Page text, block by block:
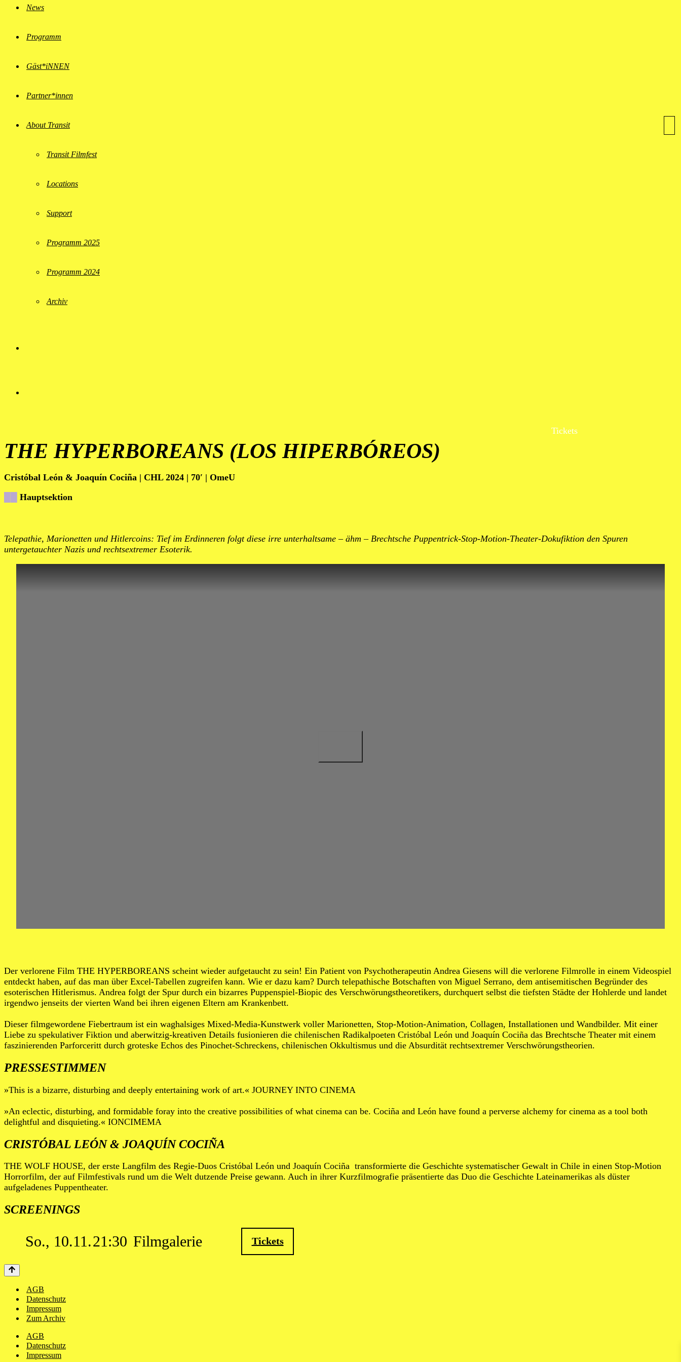
News
Programm
Gäst*iNNEN
Partner*innen
About Transit
Transit Filmfest
Locations
Support
Programm 2025
Programm 2024
Archiv
THE HYPERBOREANS (LOS HIPERBÓREOS)
Cristóbal León & Joaquín Cociña | CHL 2024 | 70′ | OmeU
Hauptsektion
Tickets
Telepathie, Marionetten und Hitlercoins: Tief im Erdinneren folgt diese irre unterhaltsame – ähm – Brechtsche Puppentrick-Stop-Motion-Theater-Dokufiktion den Spuren
untergetauchter Nazis und rechtsextremer Esoterik.
Der verlorene Film THE HYPERBOREANS scheint wieder aufgetaucht zu sein! Ein Patient von Psychotherapeutin Andrea Giesens will die verlorene Filmrolle in einem Videospiel
entdeckt haben, auf das man über Excel-Tabellen zugreifen kann. Wie er dazu kam? Durch telepathische Botschaften von Miguel Serrano, dem antisemitischen Begründer des
esoterischen Hitlerismus. Andrea folgt der Spur durch ein bizarres Puppenspiel-Biopic des Verschwörungstheoretikers, durchquert selbst die tiefsten Städte der Hohlerde und landet
irgendwo jenseits der vierten Wand bei ihren eigenen Eltern am Krankenbett.
Dieser filmgewordene Fiebertraum ist ein waghalsiges Mixed-Media-Kunstwerk voller Marionetten, Stop-Motion-Animation, Collagen, Installationen und Wandbilder. Mit einer
Liebe zu spekulativer Fiktion und aberwitzig-kreativen Details fusionieren die chilenischen Radikalpoeten Cristóbal León und Joaquín Cociña das Brechtsche Theater mit einem
faszinierenden Parforceritt durch groteske Echos des Pinochet-Schreckens, chilenischen Okkultismus und die Absurdität rechtsextremer Verschwörungstheorien.
PRESSESTIMMEN
»This is a bizarre, disturbing and deeply entertaining work of art.« JOURNEY INTO CINEMA
»An eclectic, disturbing, and formidable foray into the creative possibilities of what cinema can be. Cociña and León have found a perverse alchemy for cinema as a tool both
delightful and disquieting.« IONCIMEMA
CRISTÓBAL LEÓN & JOAQUÍN COCIÑA
THE WOLF HOUSE, der erste Langfilm des Regie-Duos Cristóbal León und Joaquín Cociña transformierte die Geschichte systematischer Gewalt in Chile in einen Stop-Motion
Horrorfilm, der auf Filmfestivals rund um die Welt dutzende Preise gewann. Auch in ihrer Kurzfilmografie präsentierte das Duo die Geschichte Lateinamerikas als düster
aufgeladenes Puppentheater.
SCREENINGS
So., 10.11.21:30 Filmgalerie Tickets
AGB
Datenschutz
Impressum
Zum Archiv
AGB
Datenschutz
Impressum